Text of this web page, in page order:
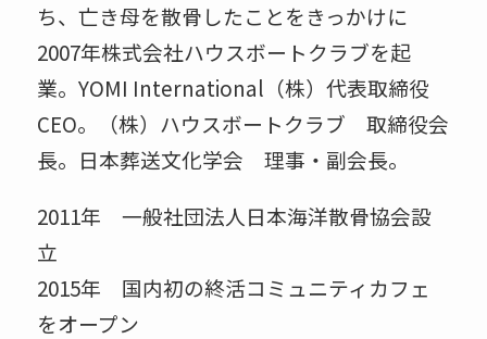
ち、亡き母を散骨したことをきっかけに
2007年株式会社ハウスボートクラブを起
業。YOMI International（株）代表取締役
CEO。（株）ハウスボートクラブ 取締役会
長。日本葬送文化学会 理事・副会長。
2011年 一般社団法人日本海洋散骨協会設
立
2015年 国内初の終活コミュニティカフェ
をオープン